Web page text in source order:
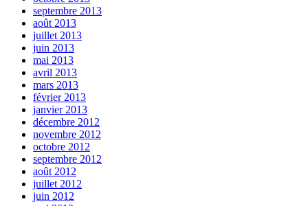
septembre 2013
août 2013
juillet 2013
juin 2013
mai 2013
avril 2013
mars 2013
février 2013
janvier 2013
décembre 2012
novembre 2012
octobre 2012
septembre 2012
août 2012
juillet 2012
juin 2012